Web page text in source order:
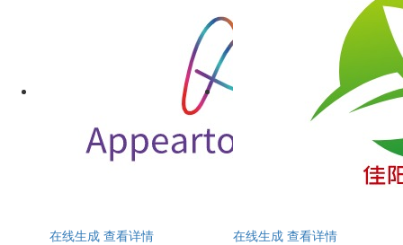
在线生成 查看详情
在线生成 查看详情